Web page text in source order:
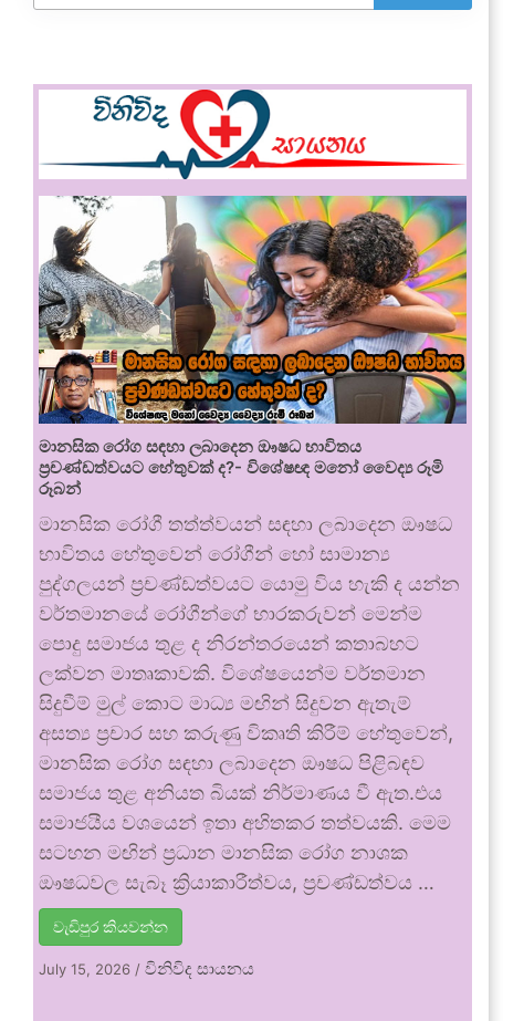
මානසික රෝග සඳහා ලබාදෙන ඖෂධ භාවිතය
ප්‍රචණ්ඩත්වයට හේතුවක් ද?- විශේෂඥ මනෝ වෛද්‍ය රූමි
රූබන්
මානසික රෝගී තත්ත්වයන් සඳහා ලබාදෙන ඖෂධ
භාවිතය හේතුවෙන් රෝගීන් හෝ සාමාන්‍ය
පුද්ගලයන් ප්‍රචණ්ඩත්වයට යොමු විය හැකි ද යන්න
වර්තමානයේ රෝගීන්ගේ භාරකරුවන් මෙන්ම
පොදු සමාජය තුළ ද නිරන්තරයෙන් කතාබහට
ලක්වන මාතෘකාවකි. විශේෂයෙන්ම වර්තමාන
සිදුවීම් මුල් කොට මාධ්‍ය මඟින් සිදුවන ඇතැම්
අසත්‍ය ප්‍රචාර සහ කරුණු විකෘති කිරීම් හේතුවෙන්,
මානසික රෝග සඳහා ලබාදෙන ඖෂධ පිළිබඳව
සමාජය තුළ අනියත බියක් නිර්මාණය වී ඇත.එය
සමාජයීය වශයෙන් ඉතා අහිතකර තත්වයකි. මෙම
සටහන මඟින් ප්‍රධාන මානසික රෝග නාශක
ඖෂධවල සැබෑ ක්‍රියාකාරීත්වය, ප්‍රචණ්ඩත්වය …
වැඩිපුර කියවන්න
July 15, 2026 /විනිවිද සායනය